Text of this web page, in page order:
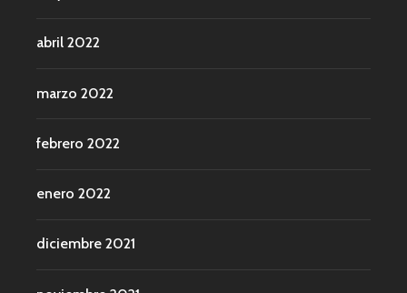
abril 2022
marzo 2022
febrero 2022
enero 2022
diciembre 2021